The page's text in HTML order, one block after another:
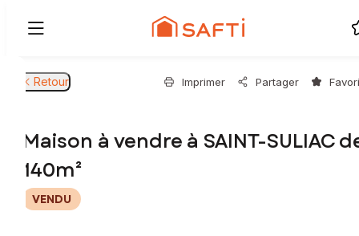
Retour Imprimer Partager
Maison à vendre à SAINT-SULIAC
140m²
VENDU